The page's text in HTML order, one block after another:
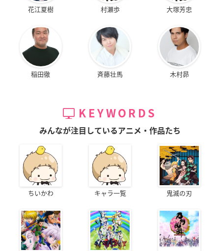
花江夏樹 村瀬歩 大塚芳忠
稲田徹 斉藤壮馬 木村昴
KEYWORDS
みんなが注目しているアニメ・作品たち
ちいかわ キャラ一覧 鬼滅の刃